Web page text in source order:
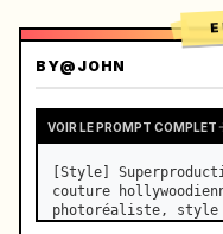
BY@JOHN
VOIR LE PROMPT COMPLET
[Style]
couture
photoréaliste, style